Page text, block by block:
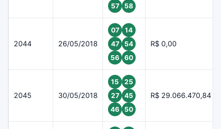
57
58
2044 26/05/2018
07
14
47
54
56
60
R$ 0,00
2045 30/05/2018
15
25
27
45
46
50
R$ 29.066.470,84